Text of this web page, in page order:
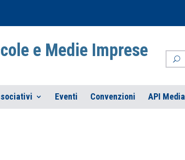
e Medie Imprese
Eventi Convenzioni API Media